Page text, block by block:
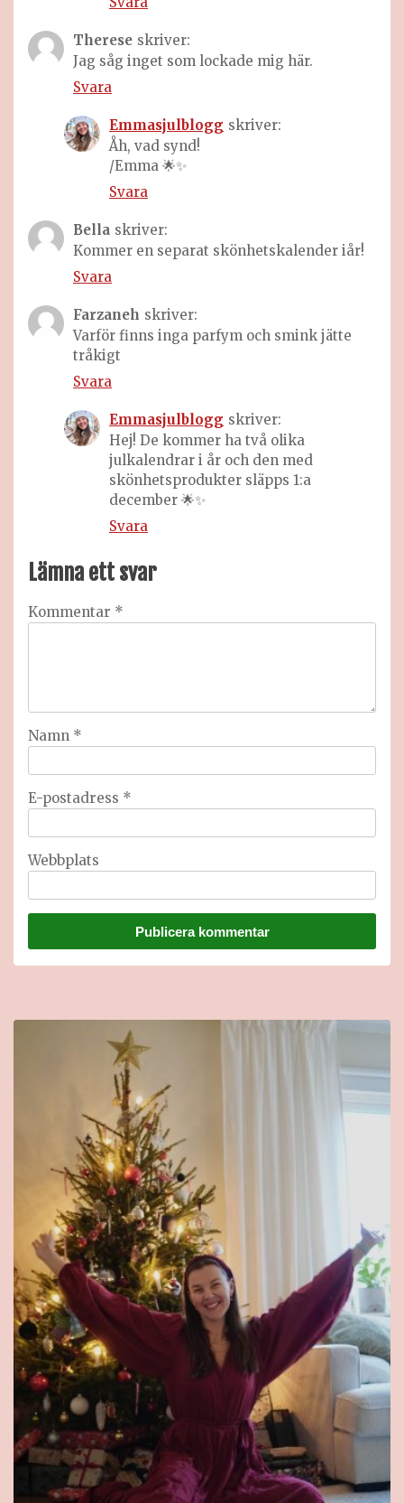
Therese skriver:
Jag såg inget som lockade mig här.
Svara
Emmasjulblogg skriver:
Åh, vad synd!
/Emma 🌟✨
Svara
Bella skriver:
Kommer en separat skönhetskalender iår!
Svara
Farzaneh skriver:
Varför finns inga parfym och smink jätte
tråkigt
Svara
Emmasjulblogg skriver:
Hej! De kommer ha två olika
julkalendrar i år och den med
skönhetsprodukter släpps 1:a
december 🌟✨
Svara
Lämna ett svar
Kommentar *
Namn *
E-postadress *
Webbplats